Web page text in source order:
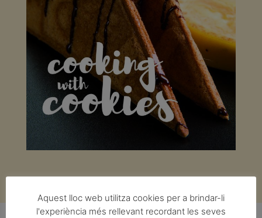
Aquest lloc web utilitza cookies per a brindar-li
l'experiència més rellevant recordant les seves